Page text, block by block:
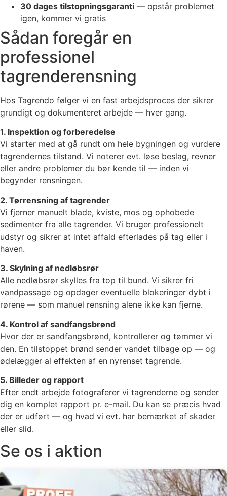
30 dages tilstopningsgaranti — opstår problemet
igen, kommer vi gratis
Sådan foregår en
professionel
tagrenderensning
Hos Tagrendo følger vi en fast arbejdsproces der sikrer
grundigt og dokumenteret arbejde — hver gang.
1. Inspektion og forberedelse
Vi starter med at gå rundt om hele bygningen og vurdere
tagrendernes tilstand. Vi noterer evt. løse beslag, revner
eller andre problemer du bør kende til — inden vi
begynder rensningen.
2. Tørrensning af tagrender
Vi fjerner manuelt blade, kviste, mos og ophobede
sedimenter fra alle tagrender. Vi bruger professionelt
udstyr og sikrer at intet affald efterlades på tag eller i
haven.
3. Skylning af nedløbsrør
Alle nedløbsrør skylles fra top til bund. Vi sikrer fri
vandpassage og opdager eventuelle blokeringer dybt i
rørene — som manuel rensning alene ikke kan fjerne.
4. Kontrol af sandfangsbrønd
Hvor der er sandfangsbrønd, kontrollerer og tømmer vi
den. En tilstoppet brønd sender vandet tilbage op — og
ødelægger al effekten af en nyrenset tagrende.
5. Billeder og rapport
Efter endt arbejde fotograferer vi tagrenderne og sender
dig en komplet rapport pr. e-mail. Du kan se præcis hvad
der er udført — og hvad vi evt. har bemærket af skader
eller slid.
Se os i aktion